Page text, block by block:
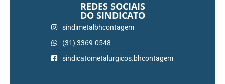
REDES SOCIAIS
DO SINDICATO
sindimetalbhcontagem
(31) 3369-0548
sindicatometalurgicos.bhcontagem